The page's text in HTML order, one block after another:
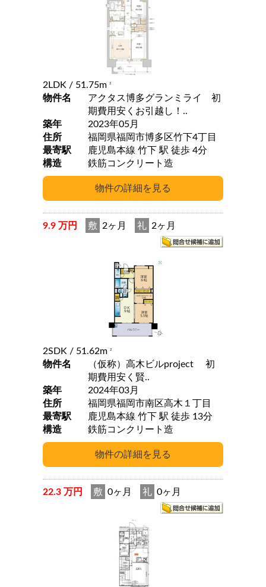
2LDK / 51.75m 2
物件名
アクタス博多グランミライ 初
期費用安くお引越し！..
築年
2023年05月
住所
福岡県福岡市博多区竹下4丁目
最寄駅
鹿児島本線 竹下 駅 徒歩 4分
構造
鉄筋コンクリート造
9.9 万円 敷 2ヶ月 礼 2ヶ月
2SDK / 51.62m 2
物件名
（仮称）高木ビルproject 初
期費用安く賢..
築年
2024年03月
住所
福岡県福岡市南区高木１丁目
最寄駅
鹿児島本線 竹下 駅 徒歩 13分
構造
鉄筋コンクリート造
22.3 万円 敷 0ヶ月 礼 0ヶ月